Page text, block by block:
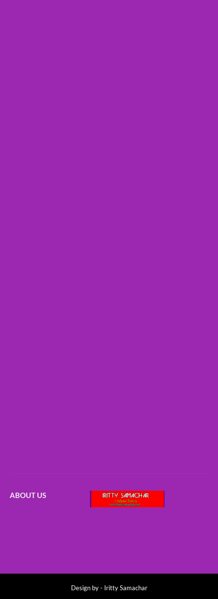
ABOUT US
Design by - Iritty Samachar